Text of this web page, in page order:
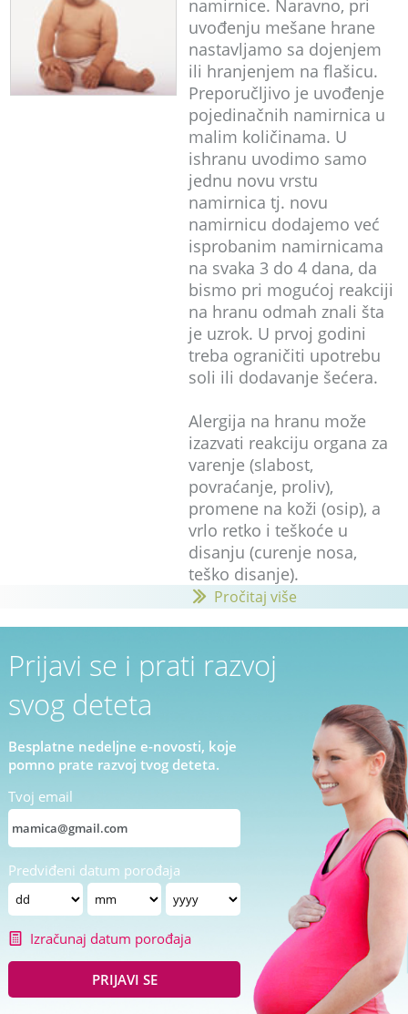
namirnice. Naravno, pri
uvođenju mešane hrane
nastavljamo sa dojenjem
ili hranjenjem na flašicu.
Preporučljivo je uvođenje
pojedinačnih namirnica u
malim količinama. U
ishranu uvodimo samo
jednu novu vrstu
namirnica tj. novu
namirnicu dodajemo već
isprobanim namirnicama
na svaka 3 do 4 dana, da
bismo pri mogućoj reakciji
na hranu odmah znali šta
je uzrok. U prvoj godini
treba ograničiti upotrebu
soli ili dodavanje šećera.
Alergija na hranu može
izazvati reakciju organa za
varenje (slabost,
povraćanje, proliv),
promene na koži (osip), a
vrlo retko i teškoće u
disanju (curenje nosa,
teško disanje).
Pročitaj više
Prijavi se i prati razvoj
svog deteta
Besplatne nedeljne e-novosti, koje
pomno prate razvoj tvog deteta.
Tvoj email
Predviđeni datum porođaja
Izračunaj datum porođaja
PRIJAVI SE